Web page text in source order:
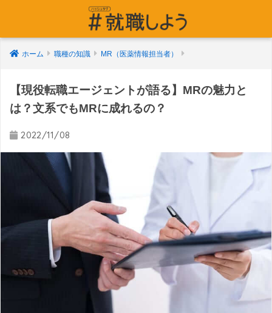
ホーム 職種の知識 MR（医薬情報担当者）
【現役転職エージェントが語る】MRの魅力と
は？文系でもMRに成れるの？
2022/11/08